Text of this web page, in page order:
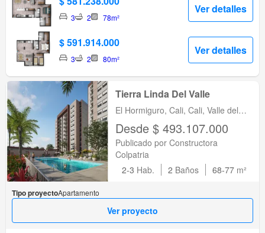
3 2 78m²
Ver detalles
$ 591.914.000
3 2 80m²
Ver detalles
Tierra Linda Del Valle
El Hormiguro, Cali, Cali, Valle del
Cauca
Desde $ 493.107.000
Publicado por Constructora
Colpatria
2-3 Hab. 2 Baños 68-77 m²
Tipo proyectoApartamento
Ver proyecto